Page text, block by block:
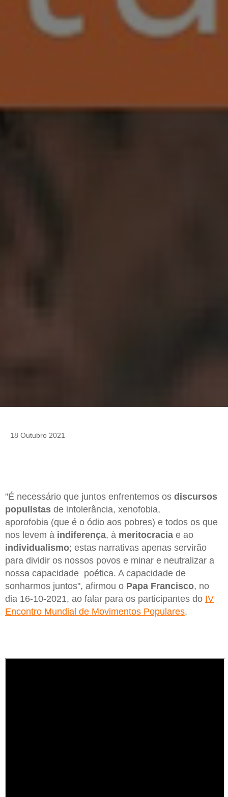
18 Outubro 2021
"É necessário que juntos enfrentemos os discursos
populistas de intolerância, xenofobia,
aporofobia (que é o ódio aos pobres) e todos os que
nos levem à indiferença, à meritocracia e ao
individualismo; estas narrativas apenas servirão
para dividir os nossos povos e minar e neutralizar a
nossa capacidade poética. A capacidade de
sonharmos juntos", afirmou o Papa Francisco, no
dia 16-10-2021, ao falar para os participantes do IV
Encontro Mundial de Movimentos Populares.